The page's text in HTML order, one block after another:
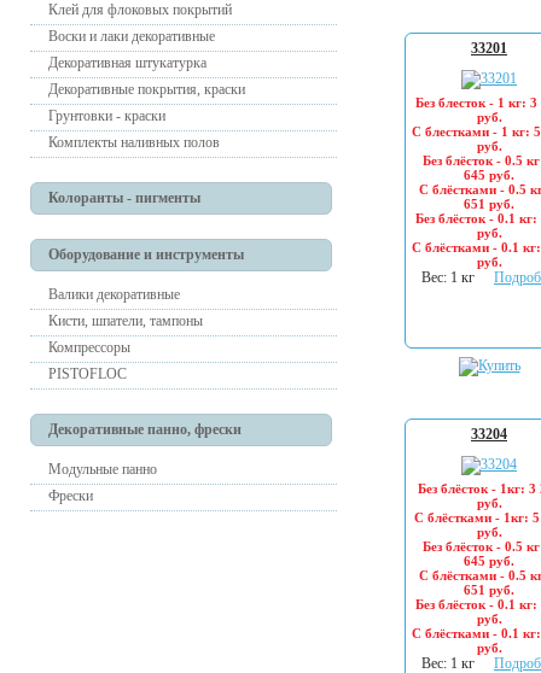
Клей для флоковых покрытий
Воски и лаки декоративные
Декоративная штукатурка
Декоративные покрытия, краски
Грунтовки - краски
Комплекты наливных полов
Колоранты - пигменты
Оборудование и инструменты
Валики декоративные
Кисти, шпатели, тампоны
Компрессоры
PISTOFLOC
Декоративные панно, фрески
Модульные панно
Фрески
33201
Без блесток - 1 кг: 3
руб.
С блестками - 1 кг:
руб.
Без блёсток - 0.5
645 руб.
С блёстками - 0.5
651 руб.
Без блёсток - 0.1 кг:
руб.
С блёстками - 0.1
руб.
Вес: 1 кг
33204
Без блёсток - 1кг: 3
руб.
С блёстками - 1кг:
руб.
Без блёсток - 0.5
645 руб.
С блёстками - 0.5
651 руб.
Без блёсток - 0.1 кг:
руб.
С блёстками - 0.1
руб.
Вес: 1 кг